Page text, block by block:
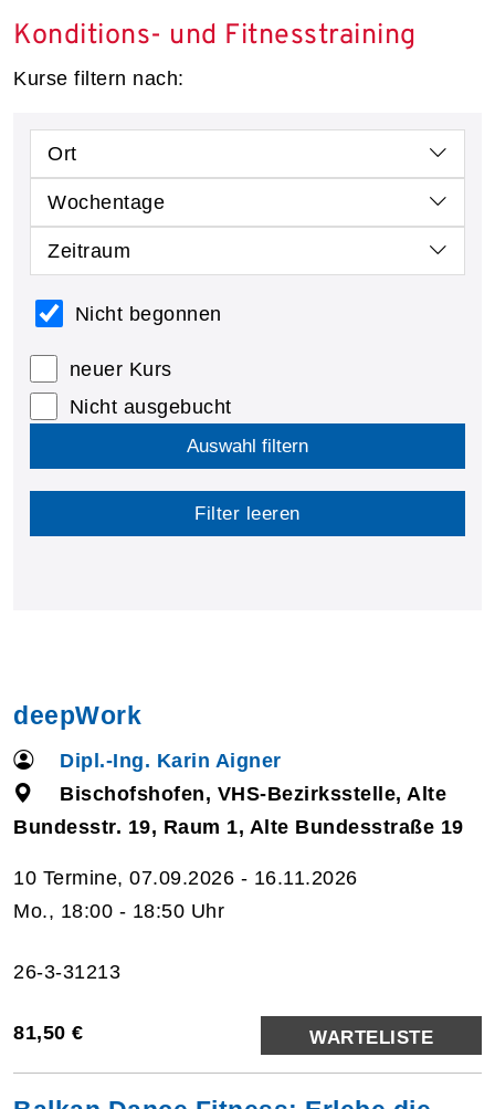
Konditions- und Fitnesstraining
Kurse filtern nach:
Ort
Wochentage
Zeitraum
Nicht begonnen
neuer Kurs
Nicht ausgebucht
Auswahl filtern
Filter leeren
deepWork
Dipl.-Ing. Karin Aigner
Bischofshofen, VHS-Bezirksstelle, Alte
Bundesstr. 19, Raum 1, Alte Bundesstraße 19
10 Termine, 07.09.2026 - 16.11.2026
Mo., 18:00 - 18:50 Uhr
26-3-31213
81,50 € WARTELISTE